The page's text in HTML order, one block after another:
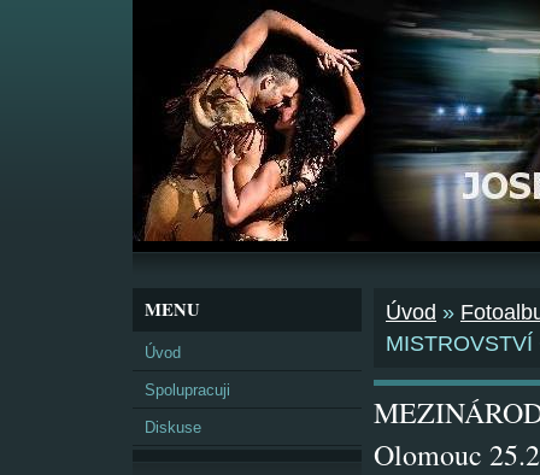
MENU
Úvod
Spolupracuji
Diskuse
Úvod »
Olomouc